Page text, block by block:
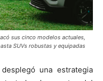
sus cinco modelos actuales,
SUVs robustas y equipadas
desplegó una estrategia